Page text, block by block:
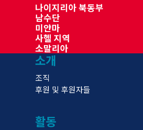
나이지리아 북동부
남수단
미얀마
사헬 지역
소말리아
소개
조직
후원 및 후원자들
활동